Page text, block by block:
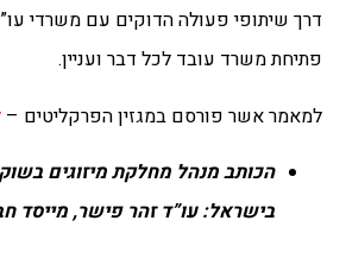
דרך שיתופי פעולה הדוקים עם משרדי
פתיחת משרד עובד לכל דבר ועניין.
למאמר אשר פורסם במגזין הפרקליטים –
הכותב מנהל מחלקת מיזוגים בשוק
בישראל: עו”ד זהר פישר, מייסד